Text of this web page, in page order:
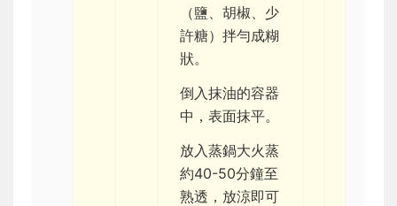
（鹽、胡椒、少
許糖）拌勻成糊
狀。
倒入抹油的容器
中，表面抹平。
放入蒸鍋大火蒸
約40-50分鐘至
熟透，放涼即可